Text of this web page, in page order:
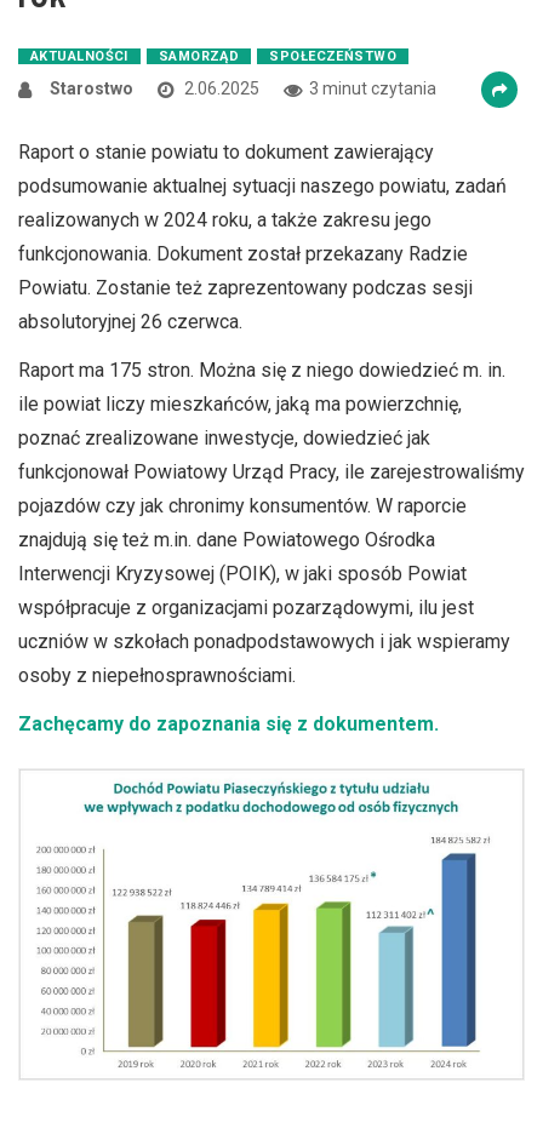
AKTUALNOŚCI SAMORZĄD SPOŁECZEŃSTWO
Starostwo 2.06.2025 3 minut czytania
Raport o stanie powiatu to dokument zawierający
podsumowanie aktualnej sytuacji naszego powiatu, zadań
realizowanych w 2024 roku, a także zakresu jego
funkcjonowania. Dokument został przekazany Radzie
Powiatu. Zostanie też zaprezentowany podczas sesji
absolutoryjnej 26 czerwca.
Raport ma 175 stron. Można się z niego dowiedzieć m. in.
ile powiat liczy mieszkańców, jaką ma powierzchnię,
poznać zrealizowane inwestycje, dowiedzieć jak
funkcjonował Powiatowy Urząd Pracy, ile zarejestrowaliśmy
pojazdów czy jak chronimy konsumentów. W raporcie
znajdują się też m.in. dane Powiatowego Ośrodka
Interwencji Kryzysowej (POIK), w jaki sposób Powiat
współpracuje z organizacjami pozarządowymi, ilu jest
uczniów w szkołach ponadpodstawowych i jak wspieramy
osoby z niepełnosprawnościami.
Zachęcamy do zapoznania się z dokumentem.